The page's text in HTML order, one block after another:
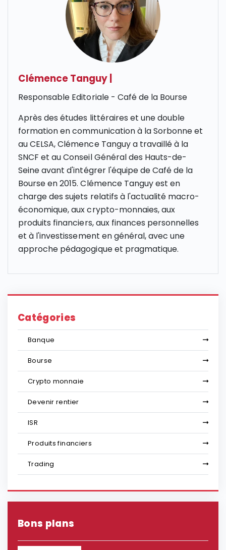
Clémence Tanguy
Responsable Editoriale - Café de la Bourse
Après des études littéraires et une double
formation en communication à la Sorbonne et
au CELSA, Clémence Tanguy a travaillé à la
SNCF et au Conseil Général des Hauts-de-
Seine avant d'intégrer l'équipe de Café de la
Bourse en 2015. Clémence Tanguy est en
charge des sujets relatifs à l'actualité macro-
économique, aux crypto-monnaies, aux
produits financiers, aux finances personnelles
et à l'investissement en général, avec une
approche pédagogique et pragmatique.
Catégories
Banque
Bourse
Crypto monnaie
Devenir rentier
ISR
Produits financiers
Trading
Bons plans